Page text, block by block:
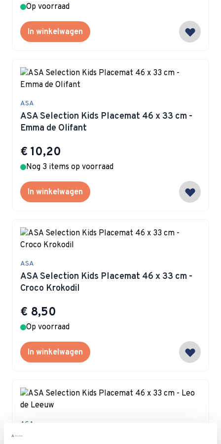
Op voorraad
In winkelwagen
ASA
ASA Selection Kids Placemat 46 x 33 cm -
Emma de Olifant
€ 10,20
Nog 3 items op voorraad
In winkelwagen
ASA
ASA Selection Kids Placemat 46 x 33 cm -
Croco Krokodil
€ 8,50
Op voorraad
In winkelwagen
ASA
ASA Selection Kids Placemat 46 x 33 cm -